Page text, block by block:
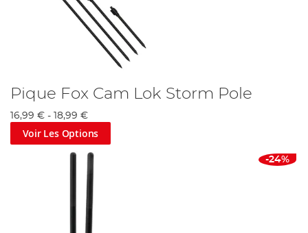
Pique Fox Cam Lok Storm Pole
16,99 € - 18,99 €
Voir Les Options
-24%